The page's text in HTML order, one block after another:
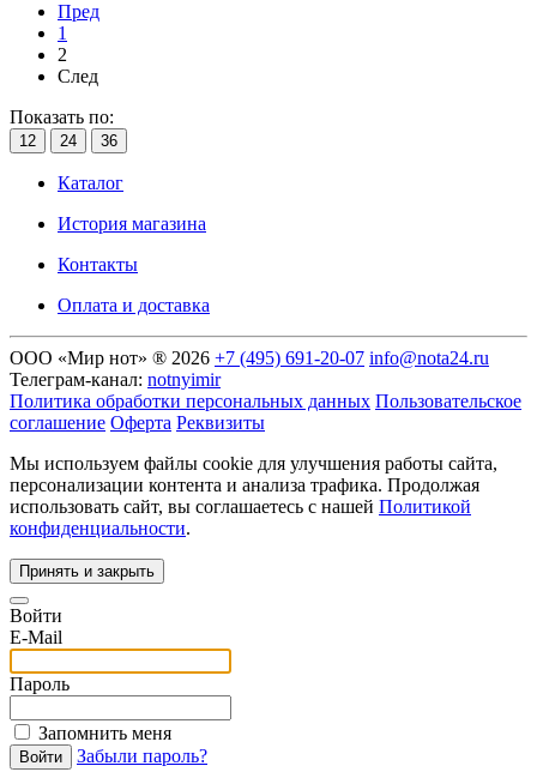
Пред
1
2
След
Показать по:
12 24 36
Каталог
История магазина
Контакты
Оплата и доставка
ООО «Мир нот» ® 2026 +7 (495) 691-20-07 info@nota24.ru
Телеграм-канал: notnyimir
Политика обработки персональных данных Пользовательское
соглашение Оферта Реквизиты
Мы используем файлы cookie для улучшения работы сайта,
персонализации контента и анализа трафика. Продолжая
использовать сайт, вы соглашаетесь с нашей Политикой
конфиденциальности.
Принять и закрыть
Войти
E-Mail
Пароль
Запомнить меня
Войти Забыли пароль?